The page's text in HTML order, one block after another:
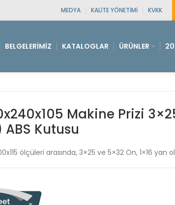
MEDYA KALITE YÖNETIMI KVKK
BELGELERIMIZ KATALOGLAR ÜRÜNLER
Makine Prizi
Kutusu
ölçüleri arasında, 3×25 ve 5×32 Ön, 1×16